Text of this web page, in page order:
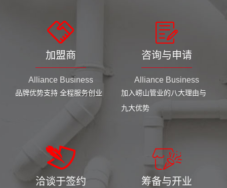
加盟商
Alliance Business
品牌优势支持 全程服务创业
咨询与申请
Alliance Business
加入崂山管业的八大理由与
九大优势
洽谈于签约 筹备与开业